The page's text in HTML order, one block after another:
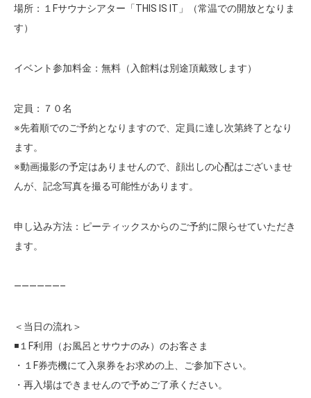
場所：１Fサウナシアター「THIS IS IT」（常温での開放となりま
す）
イベント参加料金：無料（入館料は別途頂戴致します）
定員：７０名
※先着順でのご予約となりますので、定員に達し次第終了となり
ます。
※動画撮影の予定はありませんので、顔出しの心配はございませ
んが、記念写真を撮る可能性があります。
申し込み方法：ピーティックスからのご予約に限らせていただき
ます。
——————–
＜当日の流れ＞
◾️１F利用（お風呂とサウナのみ）のお客さま
・１F券売機にて入泉券をお求めの上、ご参加下さい。
・再入場はできませんので予めご了承ください。